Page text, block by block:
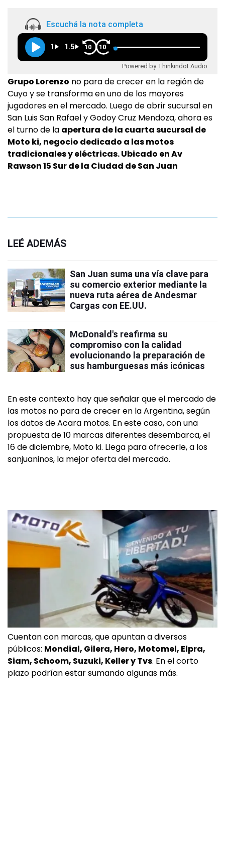
Escuchá la nota completa
1 1.5 10 10
Powered by Thinkindot Audio
Grupo Lorenzo no para de crecer en la región de
Cuyo y se transforma en uno de los mayores
jugadores en el mercado. Luego de abrir sucursal en
San Luis San Rafael y Godoy Cruz Mendoza, ahora es
el turno de la apertura de la cuarta sucursal de
Moto ki, negocio dedicado a las motos
tradicionales y eléctricas. Ubicado en Av
Rawson 15 Sur de la Ciudad de San Juan
LEÉ ADEMÁS
San Juan suma una vía clave para
su comercio exterior mediante la
nueva ruta aérea de Andesmar
Cargas con EE.UU.
McDonald's reafirma su
compromiso con la calidad
evolucionando la preparación de
sus hamburguesas más icónicas
En este contexto hay que señalar que el mercado de
las motos no para de crecer en la Argentina, según
los datos de Acara motos. En este caso, con una
propuesta de 10 marcas diferentes desembarca, el
16 de diciembre, Moto ki. Llega para ofrecerle, a los
sanjuaninos, la mejor oferta del mercado.
Cuentan con marcas, que apuntan a diversos
públicos: Mondial, Gilera, Hero, Motomel, Elpra,
Siam, Schoom, Suzuki, Keller y Tvs. En el corto
plazo podrían estar sumando algunas más.